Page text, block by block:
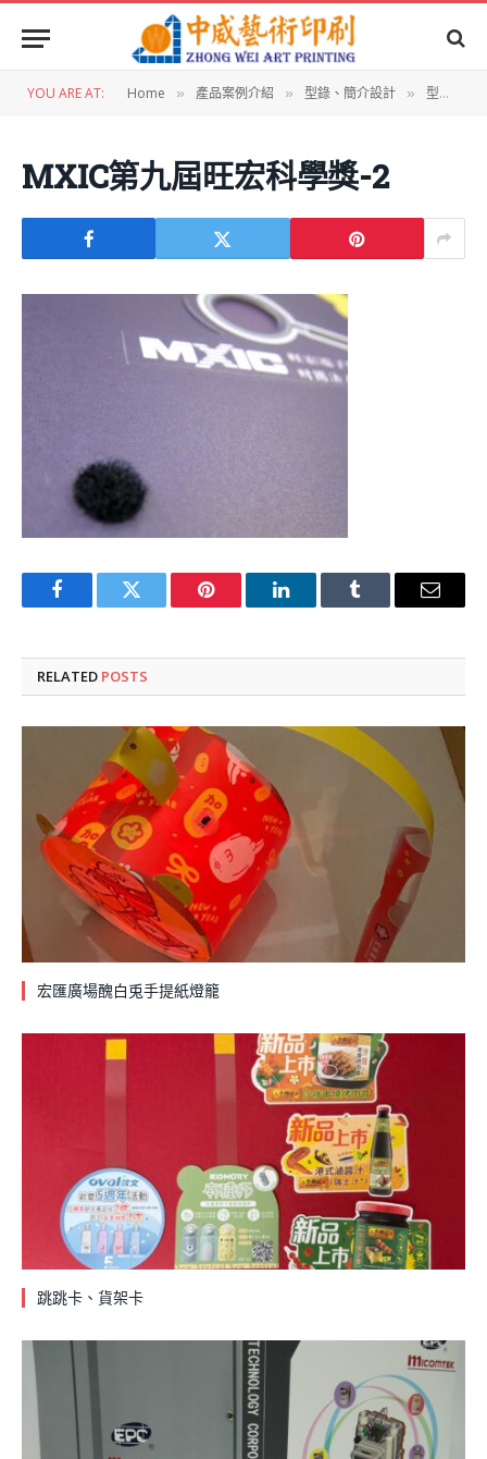
YOU ARE AT: Home » 產品案例介紹 » 型錄、簡介設計 » 型錄設計：MXIC第九屆旺宏科學獎手冊
MXIC第九屆旺宏科學獎-2
FacebookTwitter Pinterest LinkedInTumblr Email
RELATED POSTS
宏匯廣場醜白兎手提紙燈籠
跳跳卡、貨架卡